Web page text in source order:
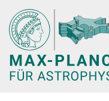
Hauptinhalt